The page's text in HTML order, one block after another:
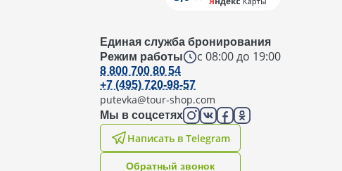
Единая служба бронирования
Режим работы
с 08:00 до 19:00
8 800 700 80 54
+7 (495) 720-98-57
putevka@tour-shop.com
Мы в соцсетях
Написать в Telegram
Oбратный звонок